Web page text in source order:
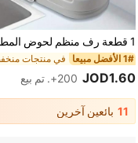
1# الأفضل مبيعا
JOD1.60 200+. تم بيع
11 بائعين آخرين